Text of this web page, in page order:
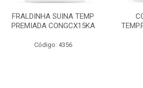
FRALDINHA SUINA TEMP
PREMIADA CONGCX15KA
Código: 4356